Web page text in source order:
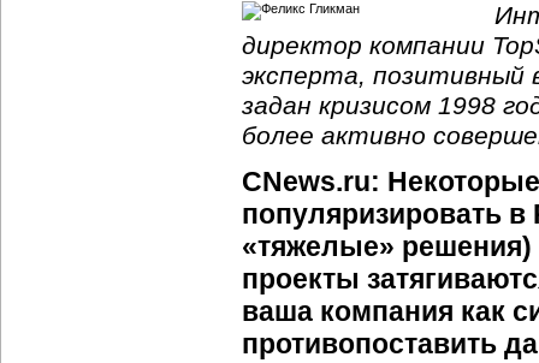
директор компании
эксперта, позитивный
задан кризисом 1998
более активно
CNews.ru:
популяризировать
«тяжелые» решения)
проекты
ваша компания как
противопоставить